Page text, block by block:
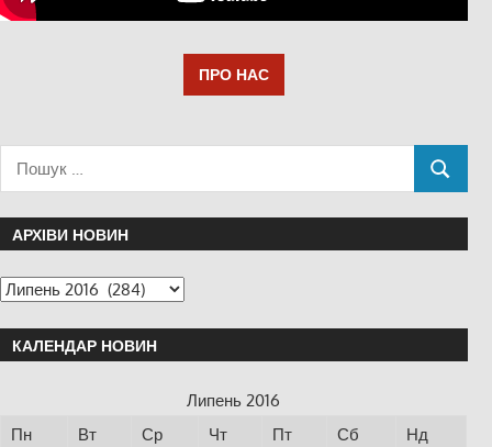
ПРО НАС
АРХІВИ НОВИН
КАЛЕНДАР НОВИН
Липень 2016
Пн
Вт Ср Чт Пт Сб
Нд